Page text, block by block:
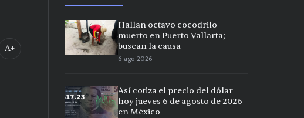
A+
Hallan octavo cocodrilo
muerto en Puerto Vallarta;
buscan la causa
6 ago 2026
Así cotiza el precio del dólar
hoy jueves 6 de agosto de 2026
en México